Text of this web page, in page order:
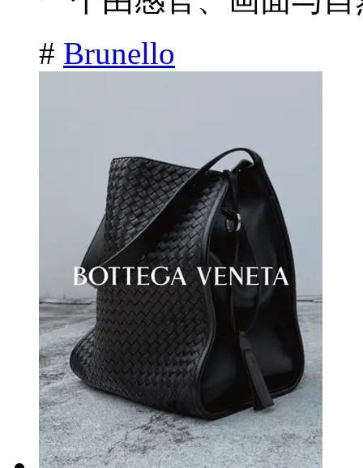
# Brunello